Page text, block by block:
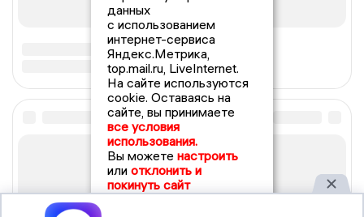
данных
с использованием
интернет-сервиса
Яндекс.Метрика,
top.mail.ru, LiveInternet.
На сайте используются
cookie. Оставаясь на
сайте, вы принимаете
все условия
использования.
Вы можете настроить
или отклонить и
покинуть сайт